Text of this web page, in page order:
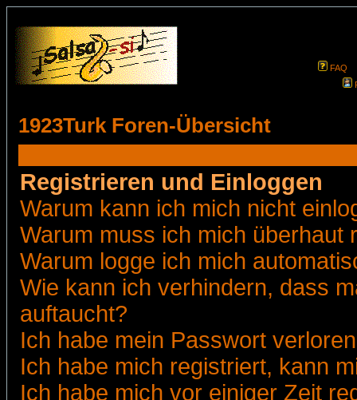
FAQ
1923Turk Foren-Übersicht
Registrieren und Einloggen
Warum kann ich mich nicht
Warum muss ich mich überhaut
Warum logge ich mich
Wie kann ich verhindern, dass
auftaucht?
Ich habe mein Passwort
Ich habe mich registriert, kann
Ich habe mich vor einiger Zeit